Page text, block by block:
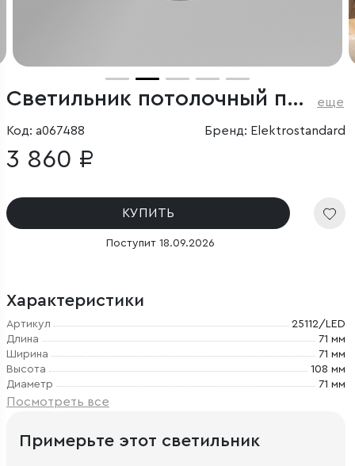
Светильник потолочный поворотный светодиодный Rolly 9W 3000K черный еще
Код: a067488 Бренд: Elektrostandard
3 860 ₽
КУПИТЬ
Поступит 18.09.2026
Характеристики
Артикул
25112/LED
Длина
71 мм
Ширина
71 мм
Высота
108 мм
Диаметр
71 мм
Посмотреть все
Примерьте этот светильник